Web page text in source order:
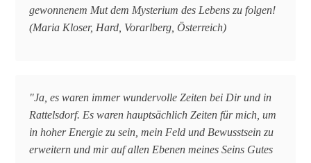
gewonnenem Mut dem Mysterium des Lebens zu folgen!
(Maria Kloser, Hard, Vorarlberg, Österreich)
"Ja, es waren immer wundervolle Zeiten bei Dir und in
Rattelsdorf. Es waren hauptsächlich Zeiten für mich, um
in hoher Energie zu sein, mein Feld und Bewusstsein zu
erweitern und mir auf allen Ebenen meines Seins Gutes